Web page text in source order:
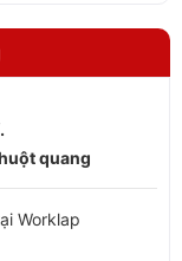
quang
Worklap